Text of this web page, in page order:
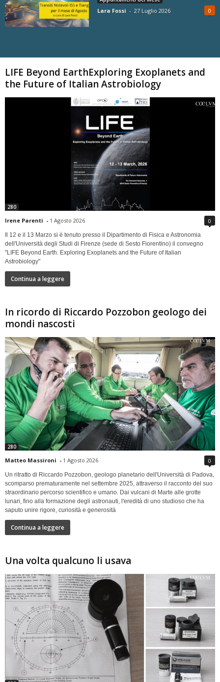
Lara Fossi - 27 Luglio 2026 0
LIFE Beyond EarthExploring Exoplanets and
the Future of Italian Astrobiology
280
Irene Parenti - 1 Agosto 2026 0
Il 12 e il 13 Marzo si è tenuto presso il Dipartimento di Fisica e Astronomia
dell'Università degli Studi di Firenze (sede di Sesto Fiorentino) il convegno
"LIFE Beyond Earth. Exploring Exoplanets and the Future of Italian
Astrobiology"
Continua a leggere
In ricordo di Riccardo Pozzobon geologo dei
mondi nascosti
280
Matteo Massironi - 1 Agosto 2026 0
Un ritratto di Riccardo Pozzobon, geologo planetario dell'Università di Padova,
scomparso prematuramente nel settembre 2025, attraverso il racconto del suo
straordinario percorso scientifico e umano. Dai vulcani di Marte alle grotte
lunari, fino alla formazione degli astronauti, l'eredità di uno studioso che ha
saputo unire rigore, curiosità e generosità
Continua a leggere
Una volta qualcuno li usava